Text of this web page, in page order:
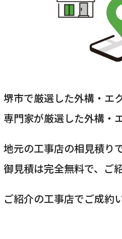
堺市で厳選した外構・エ
専門家が厳選した外構・
地元の工事店の相見積り
御見積は完全無料で、ご
ご紹介の工事店でご成約